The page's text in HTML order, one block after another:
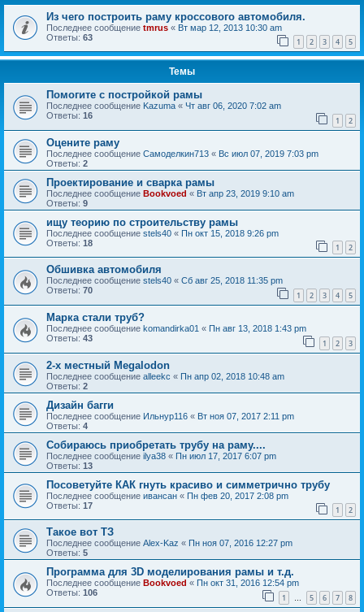
Из чего построить раму кроссового автомобиля.
Последнее сообщение tmrus « Вт мар 12, 2013 10:30 am
Ответы: 63 1 2 3 4 5
Темы
Помогите с постройкой рамы
Последнее сообщение Kazuma « Чт авг 06, 2020 7:02 am
Ответы: 16 1 2
Оцените раму
Последнее сообщение Самоделкин713 « Вс июл 07, 2019 7:03 pm
Ответы: 2
Проектирование и сварка рамы
Последнее сообщение Bookvoed « Вт апр 23, 2019 9:10 am
Ответы: 9
ищу теорию по строительству рамы
Последнее сообщение stels40 « Пн окт 15, 2018 9:26 pm
Ответы: 18 1 2
Обшивка автомобиля
Последнее сообщение stels40 « Сб авг 25, 2018 11:35 pm
Ответы: 70 1 2 3 4 5
Марка стали труб?
Последнее сообщение komandirka01 « Пн авг 13, 2018 1:43 pm
Ответы: 43 1 2 3
2-х местный Megalodon
Последнее сообщение alleekc « Пн апр 02, 2018 10:48 am
Ответы: 2
Дизайн багги
Последнее сообщение Ильнур116 « Вт ноя 07, 2017 2:11 pm
Ответы: 4
Собираюсь приобретать трубу на раму....
Последнее сообщение ilya38 « Пн июл 17, 2017 6:07 pm
Ответы: 13
Посоветуйте КАК гнуть красиво и симметрично трубу
Последнее сообщение ивансан « Пн фев 20, 2017 2:08 pm
Ответы: 17 1 2
Такое вот ТЗ
Последнее сообщение Alex-Kaz « Пн ноя 07, 2016 12:27 pm
Ответы: 5
Программа для 3D моделирования рамы и т.д.
Последнее сообщение Bookvoed « Пн окт 31, 2016 12:54 pm
Ответы: 106 1 … 5 6 7 8